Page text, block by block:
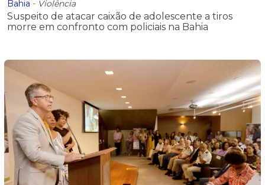
Bahia - Violência
Suspeito de atacar caixão de adolescente a tiros
morre em confronto com policiais na Bahia